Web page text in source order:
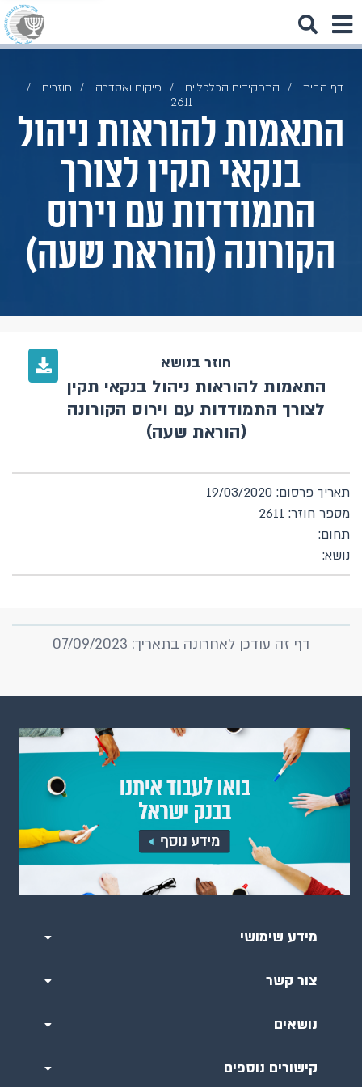
דף הבית התפקידים הכלכליים פיקוח ואסדרה
חוזרים
2611
התאמות להוראות ניהול
בנקאי תקין לצורך
התמודדות עם וירוס
הקורונה (הוראת שעה)
חוזר בנושא
התאמות להוראות ניהול בנקאי תקין
לצורך התמודדות עם וירוס הקורונה
(הוראת שעה)
תאריך פרסום: 19/03/2020
מספר חוזר: 2611
תחום:
נושא:
דף זה עודכן לאחרונה בתאריך: 07/09/2023
מידע שימושי
צור קשר
נושאים
קישורים נוספים